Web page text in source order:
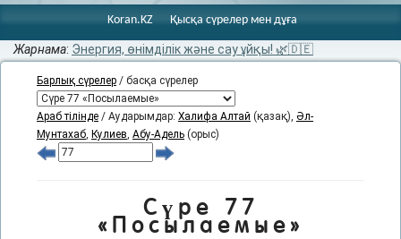
Koran.KZ Қысқа сүрелер мен дұға
Жарнама: Энергия, өнімділік және сау ұйқы! 🌿🇩🇪
Барлық сүрелер / басқа сүрелер
Араб тілінде / Аударымдар: Халифа Алтай (қазақ), Әл-
Мунтахаб, Кулиев, Абу-Адель (орыс)
Сүре 77
«Посылаемые»